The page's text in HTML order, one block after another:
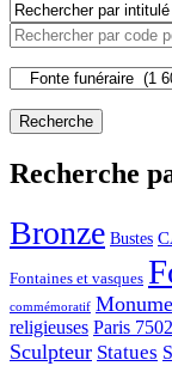
Recherche
Bronze Bustes
Fontaines et vasques
commémoratif
religieuses Paris
Sculpteur Statues